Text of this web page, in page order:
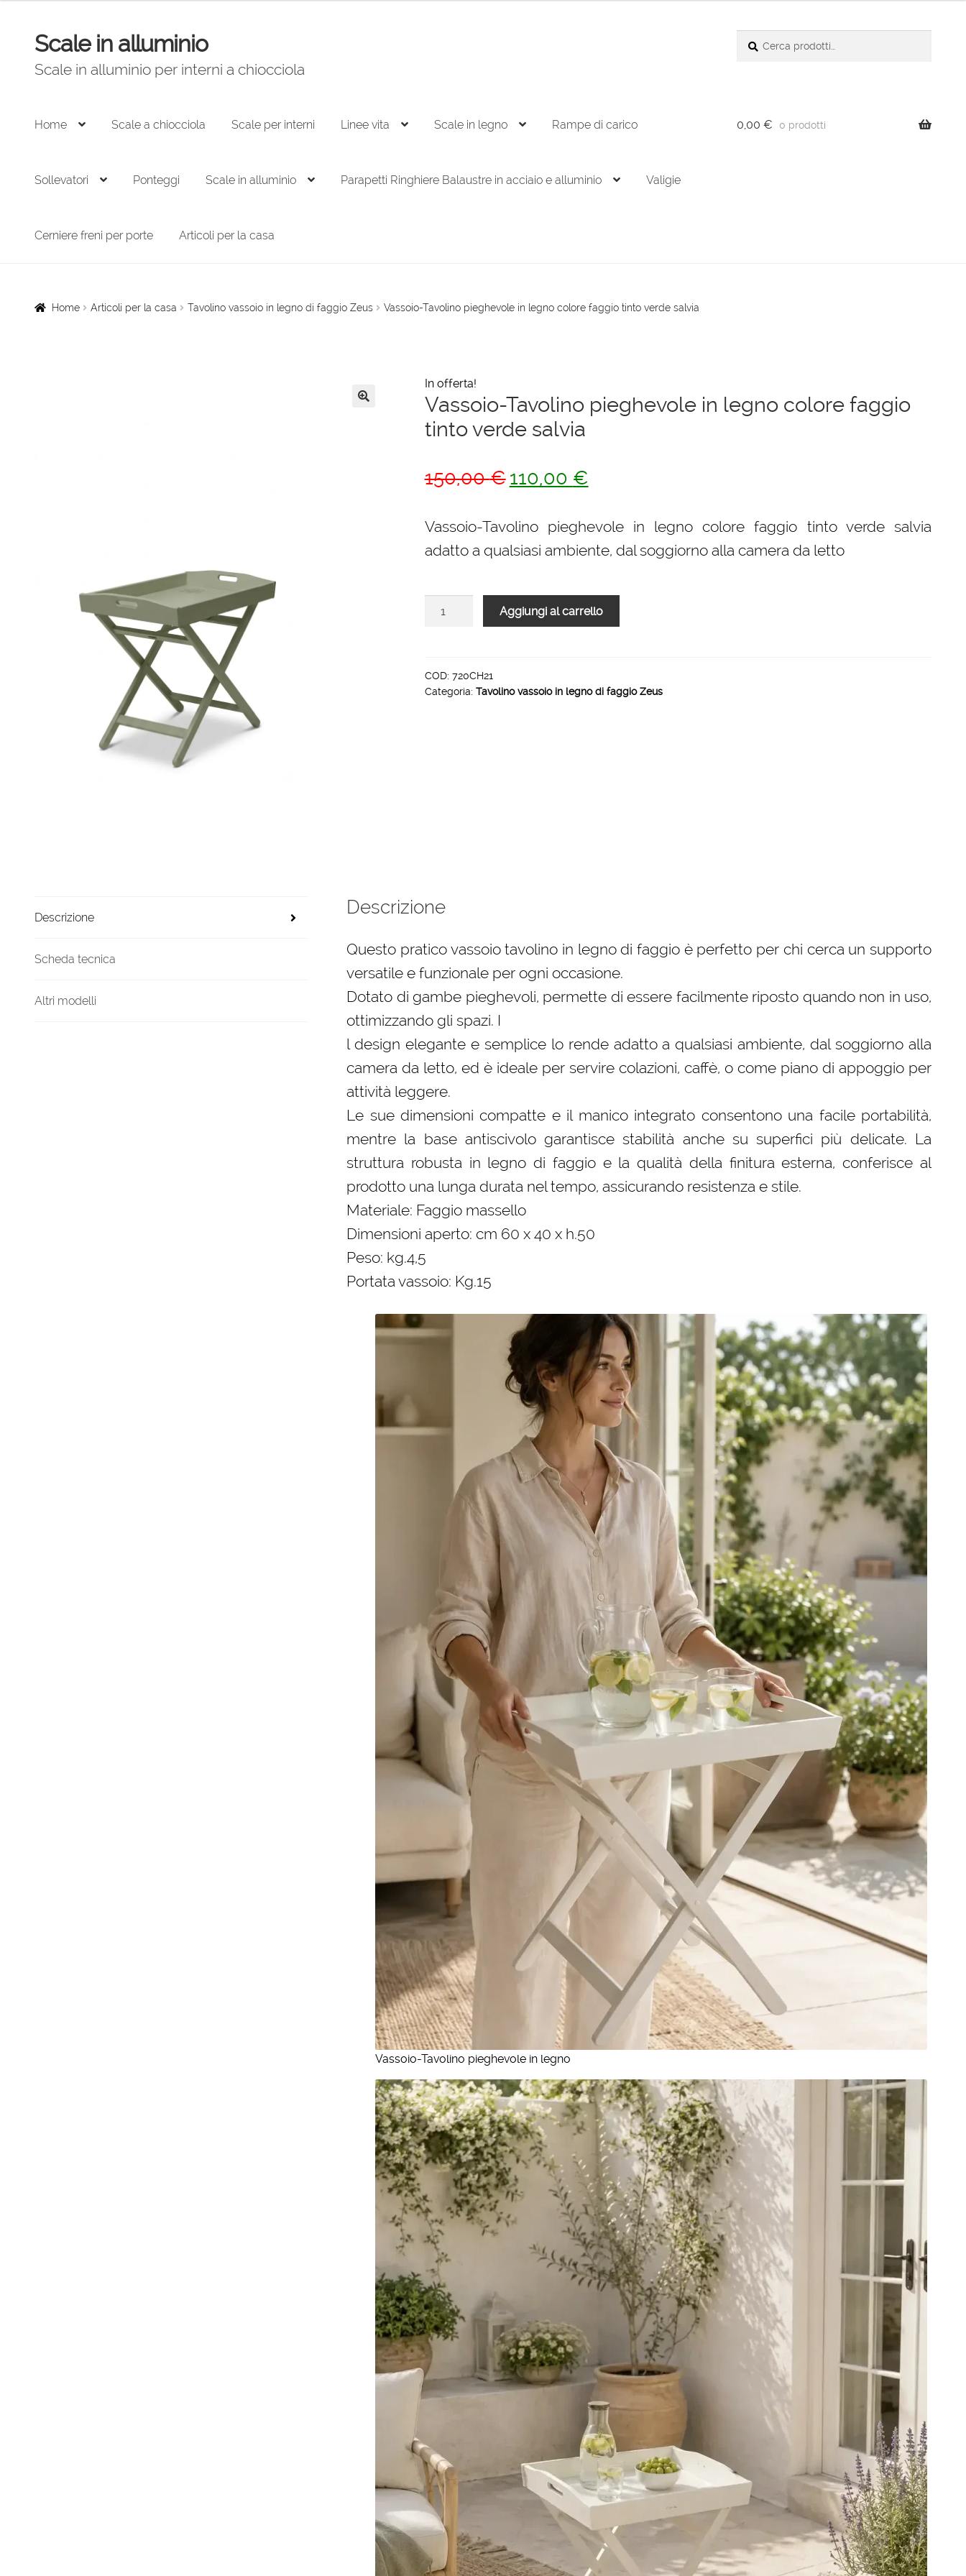
Vai
alla
navigazione
Vai
al
contenuto
Scale in alluminio
Scale in alluminio per interni a chiocciola
Home Scale a chiocciola Scale per interni Linee vita Scale in legno Rampe di carico
Sollevatori Ponteggi Scale in alluminio Parapetti Ringhiere Balaustre in acciaio e alluminio Valigie
Cerniere freni per porte Articoli per la casa
0,00 € 0 prodotti
Home Articoli per la casa Tavolino vassoio in legno di faggio Zeus Vassoio-Tavolino pieghevole in legno colore faggio tinto verde salvia
In offerta!
Vassoio-Tavolino pieghevole in legno colore faggio
tinto verde salvia
150,00€ Il
originale
era:
110,00 €
attuale
è:
Vassoio-Tavolino pieghevole in legno colore faggio tinto verde salvia
adatto a qualsiasi ambiente, dal soggiorno alla camera da letto
legno
colore
Aggiungi al carrello
COD: 720CH21
Categoria: Tavolino vassoio in legno di faggio Zeus
Descrizione
Scheda tecnica
Altri modelli
Descrizione
Questo pratico vassoio tavolino in legno di faggio è perfetto per chi cerca un supporto
versatile e funzionale per ogni occasione.
Dotato di gambe pieghevoli, permette di essere facilmente riposto quando non in uso,
ottimizzando gli spazi. I
l design elegante e semplice lo rende adatto a qualsiasi ambiente, dal soggiorno alla
camera da letto, ed è ideale per servire colazioni, caffè, o come piano di appoggio per
attività leggere.
Le sue dimensioni compatte e il manico integrato consentono una facile portabilità,
mentre la base antiscivolo garantisce stabilità anche su superfici più delicate. La
struttura robusta in legno di faggio e la qualità della finitura esterna, conferisce al
prodotto una lunga durata nel tempo, assicurando resistenza e stile.
Materiale: Faggio massello
Dimensioni aperto: cm 60 x 40 x h.50
Peso: kg.4,5
Portata vassoio: Kg.15
Vassoio-Tavolino pieghevole in legno
150,00 €.110,00 €.